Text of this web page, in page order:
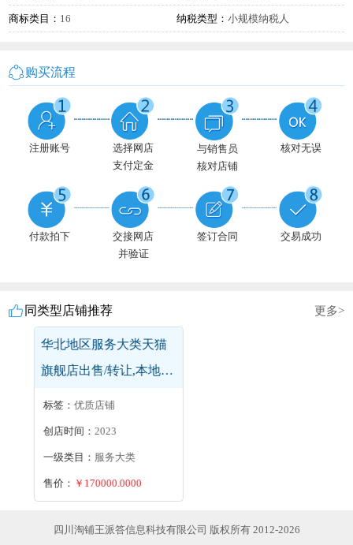
商标类目： 16 纳税类型： 小规模纳税人
购买流程
注册账号
选择网店
支付定金
与销售员
核对店铺
核对无误
付款拍下
交接网店
并验证
签订合同 交易成功
同类型店铺推荐 更多>
华东地区服饰天猫旗舰
店出售/转让,内衣旗舰
一级类目：
售价：
四川淘铺王派答信息科技有限公司 版权所有 2012-2026